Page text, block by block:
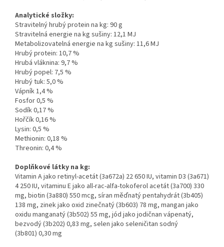
Analytické složky:
Stravitelný hrubý protein na kg: 90 g
Stravitelná energie na kg sušiny: 12,1 MJ
Metabolizovatelná energie na kg sušiny: 11,6 MJ
Hrubý protein: 10,7 %
Hrubá vláknina: 9,7 %
Hrubýpopel: 7,5 %
Hrubý tuk: 5,0 %
Vápník 1,4 %
Fosfor 0,5 %
Sodík 0,17 %
Hořčík 0,16 %
Lysin: 0,5 %
Methionin: 0,18 %
Threonin: 0,4 %
Doplňkové látky na kg:
Vitamin A jako retinyl-acetát (3a672a) 22 650 IU, vitamin D3 (3a671)
4 250 IU, vitaminu E jako all-rac-alfa-tokoferol acetát (3a700) 330
mg, biotin (3a880) 550 mcg, síran měďnatý pentahydrát (3b405)
138 mg, zinek jako oxid zinečnatý (3b603) 78 mg, mangan jako
oxidu manganatý (3b502) 55 mg, jód jako jodičnan vápenatý,
bezvodý (3b202) 0,83 mg, selen jako seleničitan sodný
(3b801) 0,30 mg